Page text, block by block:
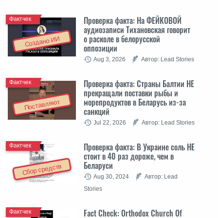
Создано ИИ
Проверка факта: На ФЕЙКОВОЙ
аудиозаписи Тихановская говорит
о расколе в белорусской
оппозиции
Фактчек
Aug 3, 2026 Автор: Lead Stories
Поставляют
Проверка факта: Cтраны Балтии НЕ
прекращали поставки рыбы и
морепродуктов в Беларусь из-за
санкций
Фактчек
Jul 22, 2026 Автор: Lead Stories
Сбор средств
Проверка факта: В Украине соль НЕ
стоит в 40 раз дороже, чем в
Беларуси
Фактчек
Aug 30, 2024
Автор: Lead
Stories
Fact Check: Orthodox Church Of
Фактчек